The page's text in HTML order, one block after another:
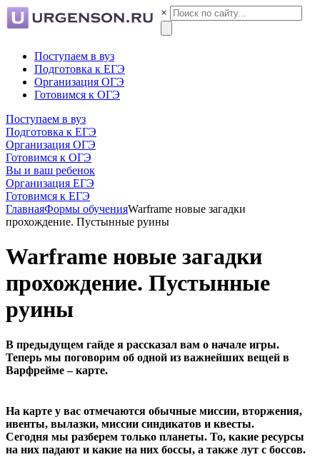
×
Поступаем в вуз
Подготовка к ЕГЭ
Организация ОГЭ
Готовимся к ОГЭ
Поступаем в вуз
Подготовка к ЕГЭ
Организация ОГЭ
Готовимся к ОГЭ
Вы и ваш ребенок
Организация ЕГЭ
Готовимся к ЕГЭ
ГлавнаяФормы обученияWarframe новые загадки
прохождение. Пустынные руины
Warframe новые загадки
прохождение. Пустынные
руины
В предыдущем гайде я рассказал вам о начале игры.
Теперь мы поговорим об одной из важнейших вещей в
Варфрейме – карте.
На карте у вас отмечаются обычные миссии, вторжения,
ивенты, вылазки, миссии синдикатов и квесты.
Сегодня мы разберем только планеты. То, какие ресурсы
на них падают и какие на них боссы, а также лут с боссов.